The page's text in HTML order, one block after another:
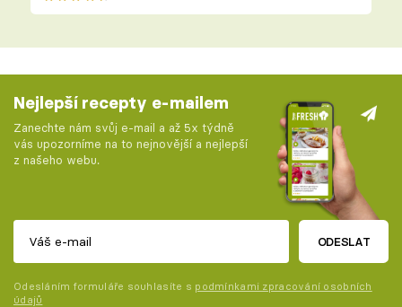
Nejlepší recepty e-mailem
Zanechte nám svůj e-mail a až 5x týdně
vás upozorníme na to nejnovější a nejlepší
z našeho webu.
ODESLAT
Odesláním formuláře souhlasíte s podmínkami zpracování osobních
údajů